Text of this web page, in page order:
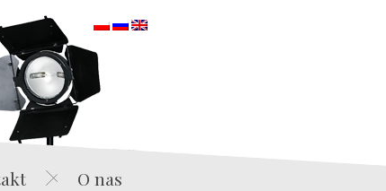
O nas